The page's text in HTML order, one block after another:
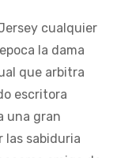
cualquier
la dama
que arbitra
escritora
una gran
las sabiduria